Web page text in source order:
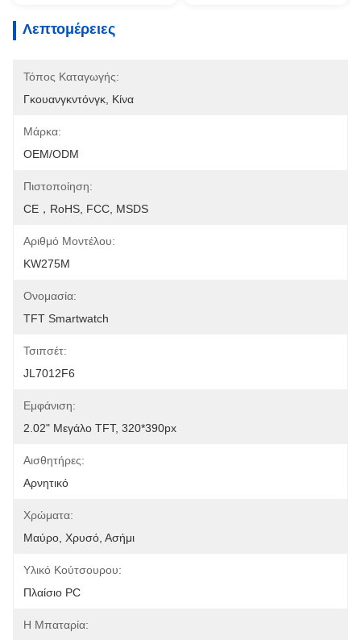
Λεπτομέρειες
Τόπος Καταγωγής:
Γκουανγκντόνγκ, Κίνα
Μάρκα:
OEM/ODM
Πιστοποίηση:
CE，RoHS, FCC, MSDS
Αριθμό Μοντέλου:
KW275M
Ονομασία:
TFT Smartwatch
Τσιπσέτ:
JL7012F6
Εμφάνιση:
2.02" Μεγάλο TFT, 320*390px
Αισθητήρες:
Αρνητικό
Χρώματα:
Μαύρο, Χρυσό, Ασήμι
Υλικό Κούτσουρου:
Πλαίσιο PC
Η Μπαταρία: